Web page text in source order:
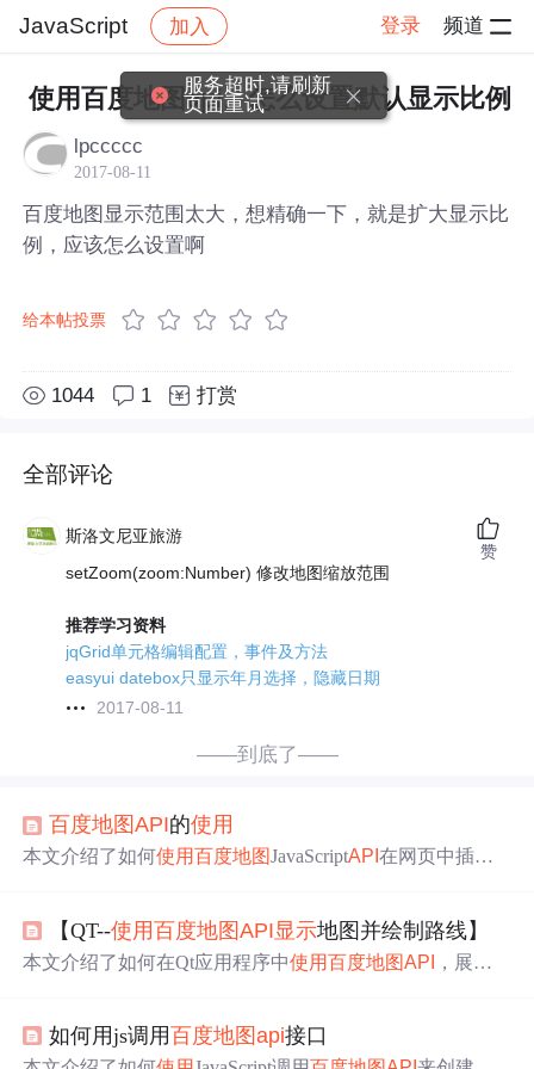
JavaScript 加入 登录 频道
社区 JavaScript 帖子详情
使用百度地图api。怎么设置默认显示比例
lpccccc
2017-08-11
百度地图显示范围太大，想精确一下，就是扩大显示比
例，应该怎么设置啊
给本帖投票
1044 1 打赏
全部评论
斯洛文尼亚旅游
setZoom(zoom:Number) 修改地图缩放范围
推荐学习资料
jqGrid单元格编辑配置，事件及方法
easyui datebox只显示年月选择，隐藏日期
2017-08-11
赞
——到底了——
百度地图API的使用
本文介绍了如何使用百度地图JavaScriptAPI在网页中插入
标注事件的方法。
【QT--使用百度地图API显示地图并绘制路线】
本文介绍了如何在Qt应用程序中使用百度地图API
，展示
View展示地图。
如何用js调用百度地图api接口
服务超时,请刷新
页面重试